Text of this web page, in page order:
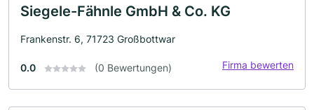
Siegele-Fähnle GmbH & Co. KG
Frankenstr. 6, 71723 Großbottwar
0.0 (0 Bewertungen) Firma bewerten